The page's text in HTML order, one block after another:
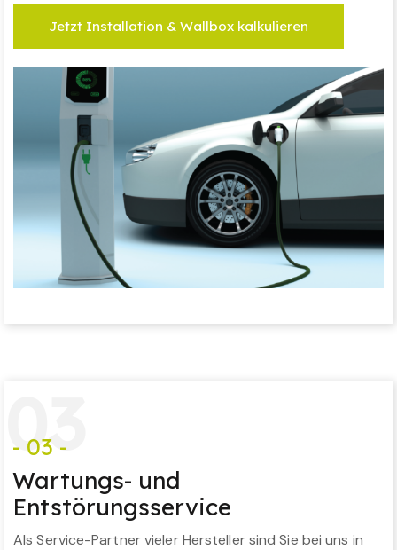
Jetzt Installation & Wallbox kalkulieren
03
- 03 -
Wartungs- und
Entstörungsservice
Als Service-Partner vieler Hersteller sind Sie bei uns in